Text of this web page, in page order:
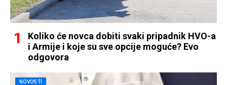
Koliko će novca dobiti svaki pripadnik HVO-a
i Armije i koje su sve opcije moguće? Evo
odgovora
NOVOSTI